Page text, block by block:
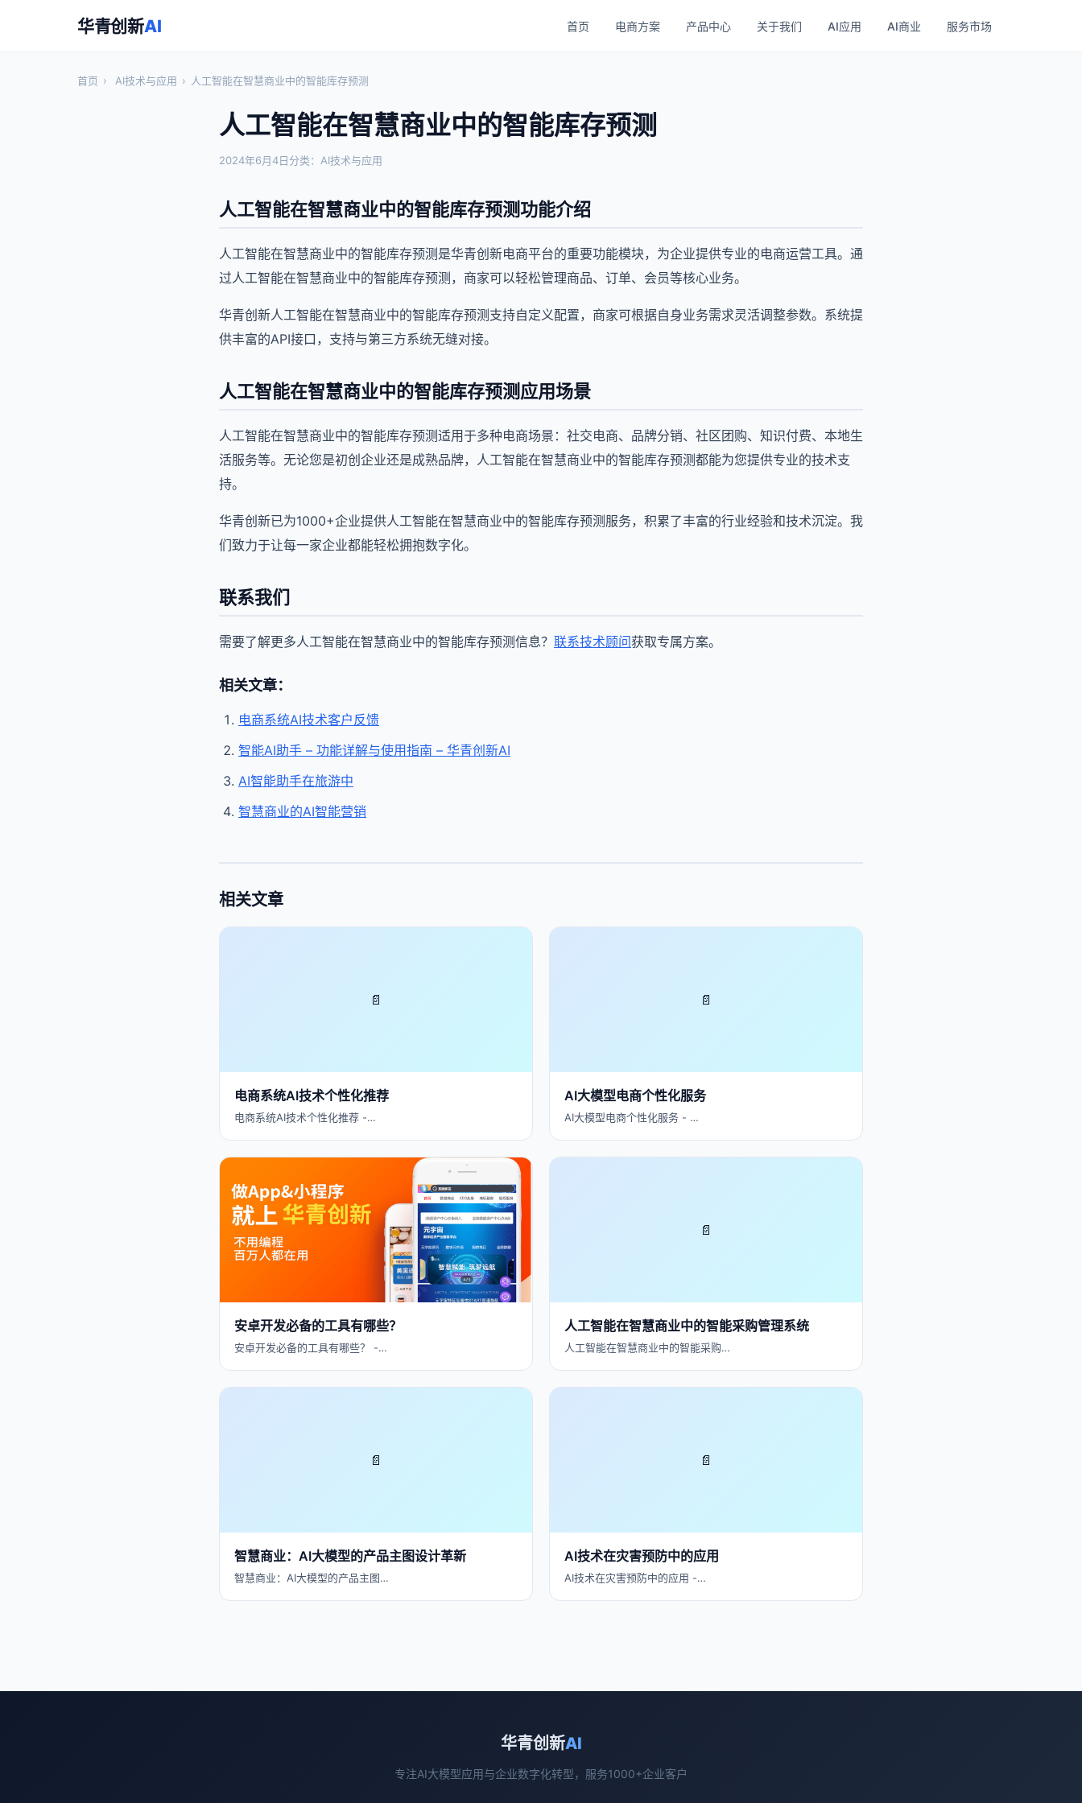
华青创新AI 首页 电商方案 产品中心 关于我们 AI应用 AI商业 服务市场
首页 › AI技术与应用 › 人工智能在智慧商业中的智能库存预测
人工智能在智慧商业中的智能库存预测
2024年6月4日分类：AI技术与应用
人工智能在智慧商业中的智能库存预测功能介绍
人工智能在智慧商业中的智能库存预测是华青创新电商平台的重要功能模块，为企业提供专业的电商运营工具。通
过人工智能在智慧商业中的智能库存预测，商家可以轻松管理商品、订单、会员等核心业务。
华青创新人工智能在智慧商业中的智能库存预测支持自定义配置，商家可根据自身业务需求灵活调整参数。系统提
供丰富的API接口，支持与第三方系统无缝对接。
人工智能在智慧商业中的智能库存预测应用场景
人工智能在智慧商业中的智能库存预测适用于多种电商场景：社交电商、品牌分销、社区团购、知识付费、本地生
活服务等。无论您是初创企业还是成熟品牌，人工智能在智慧商业中的智能库存预测都能为您提供专业的技术支
持。
华青创新已为1000+企业提供人工智能在智慧商业中的智能库存预测服务，积累了丰富的行业经验和技术沉淀。我
们致力于让每一家企业都能轻松拥抱数字化。
联系我们
需要了解更多人工智能在智慧商业中的智能库存预测信息？ 联系技术顾问获取专属方案。
相关文章：
电商系统AI技术客户反馈
智能AI助手 – 功能详解与使用指南 – 华青创新AI
AI智能助手在旅游中
智慧商业的AI智能营销
相关文章
📄
电商系统AI技术个性化推荐
电商系统AI技术个性化推荐 -…
📄
AI大模型电商个性化服务
AI大模型电商个性化服务 - …
安卓开发必备的工具有哪些？
安卓开发必备的工具有哪些？ -…
📄
人工智能在智慧商业中的智能采购管理系统
人工智能在智慧商业中的智能采购…
📄
智慧商业：AI大模型的产品主图设计革新
智慧商业：AI大模型的产品主图…
📄
AI技术在灾害预防中的应用
AI技术在灾害预防中的应用 -…
华青创新AI
专注AI大模型应用与企业数字化转型，服务1000+企业客户